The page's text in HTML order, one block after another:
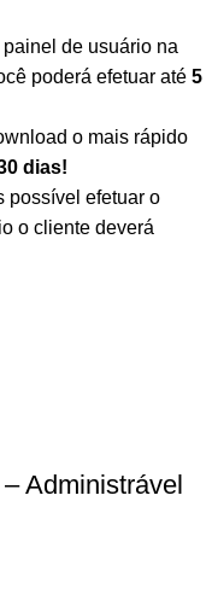
de usuário na
poderá efetuar até 5
o mais rápido
dias!
possível efetuar o
o cliente deverá
Administrável